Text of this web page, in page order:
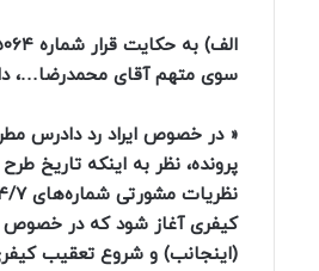
سوی متهم آقای محمدرضا…،
« در خصوص ایراد رد دادرس
پرونده، نظر به اینکه تاریخ
کیفری آغاز شود که در خصوص